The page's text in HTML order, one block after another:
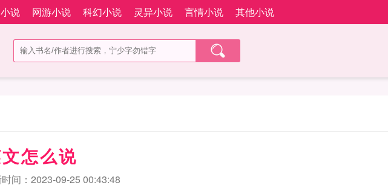
说 网游小说 科幻小说 灵异小说 言情小说 其他小说
怎么说
间：2023-09-25 00:43:48